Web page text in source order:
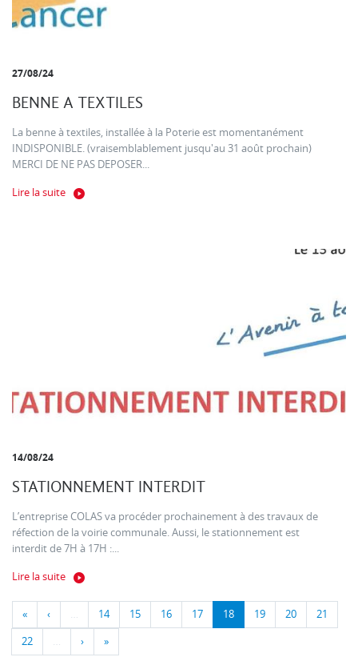
27/08/24
BENNE A TEXTILES
La benne à textiles, installée à la Poterie est momentanément
INDISPONIBLE. (vraisemblablement jusqu'au 31 août prochain)
MERCI DE NE PAS DEPOSER...
Lire la suite
14/08/24
STATIONNEMENT INTERDIT
L’entreprise COLAS va procéder prochainement à des travaux de
réfection de la voirie communale. Aussi, le stationnement est
interdit de 7H à 17H :...
Lire la suite
« ‹ … 14 15 16 17 18 19 20 21
22 … › »